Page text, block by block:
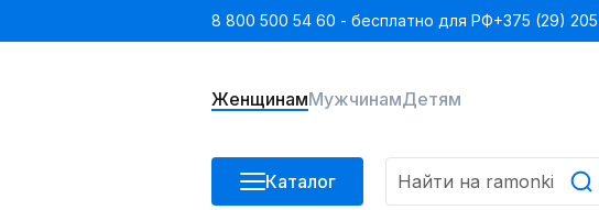
8 800 500 54 60 - бесплатно для РФ+375 (29)
ЖенщинамМужчинамДетям
Каталог